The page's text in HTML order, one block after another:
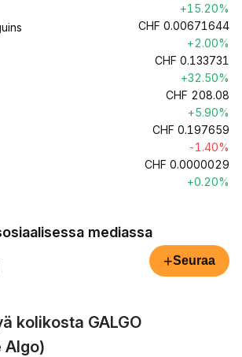
+15.20%
CHF 0.00671644
+2.00%
CHF 0.133731
+32.50%
CHF 208.08
+5.90%
CHF 0.197659
-1.40%
CHF 0.0000029
+0.20%
mediassa
+Seuraa
kolikosta GALGO
Algo)